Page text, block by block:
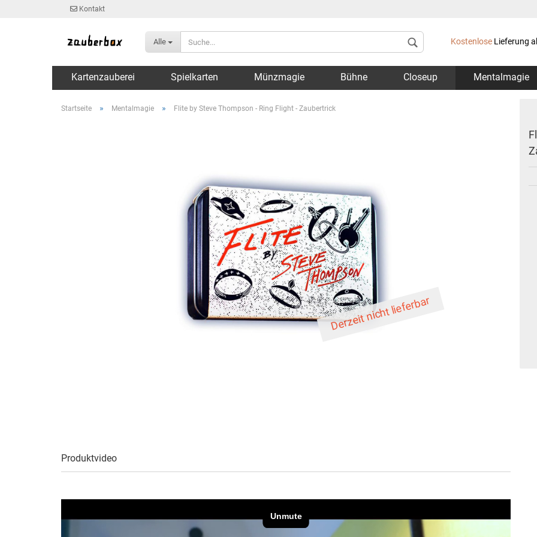
Kontakt
Lieferland
Alle Kostenlose Lieferung
Kartenzauberei Spielkarten Münzmagie Bühne Closeup Mentalmagie
Startseite » Mentalmagie » Flite by Steve Thompson - Ring Flight - Zaubertrick
Derzeit nicht lieferbar
Produktvideo